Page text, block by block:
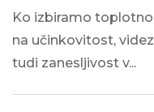
Ko izbiramo
na učinkovitost,
tudi zanesljivost v...